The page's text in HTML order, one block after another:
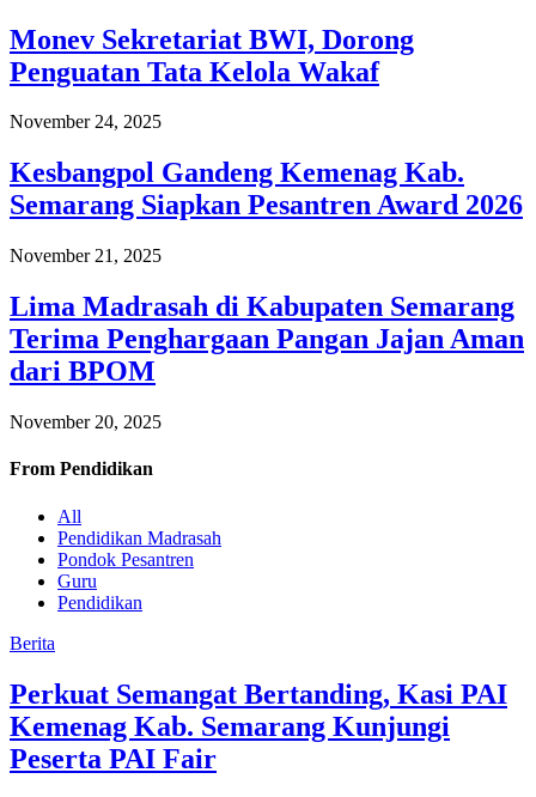
Monev Sekretariat BWI, Dorong
Penguatan Tata Kelola Wakaf
November 24, 2025
Kesbangpol Gandeng Kemenag Kab.
Semarang Siapkan Pesantren Award 2026
November 21, 2025
Lima Madrasah di Kabupaten Semarang
Terima Penghargaan Pangan Jajan Aman
dari BPOM
November 20, 2025
From Pendidikan
All
Pendidikan Madrasah
Pondok Pesantren
Guru
Pendidikan
Berita
Perkuat Semangat Bertanding, Kasi PAI
Kemenag Kab. Semarang Kunjungi
Peserta PAI Fair